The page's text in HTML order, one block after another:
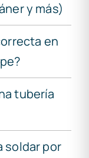
y más)
en
tubería
soldar por